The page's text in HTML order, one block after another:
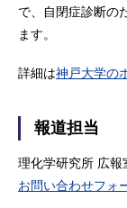
で、自閉症診断の
ます。
詳細は神戸大学の
報道担当
理化学研究所 広報
お問い合わせフォ